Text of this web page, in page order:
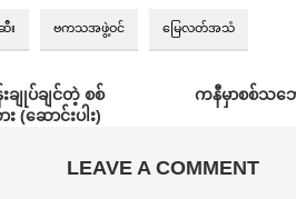
း ဗကသအဖွဲ့ဝင် မြေလတ်အသံ
ျုပ်ချင်တဲ့ စစ်
ဆောင်းပါး)
ကနီမှာစစ်သင်္ဘ
LEAVE A COMMENT